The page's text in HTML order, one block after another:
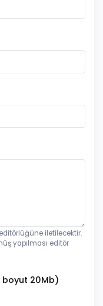
iletilecektir.
yapılması editör
boyut 20Mb)